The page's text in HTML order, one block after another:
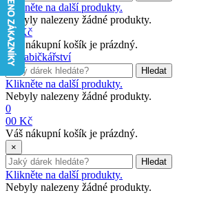
Klikněte na další produkty.
Nebyly nalezeny žádné produkty.
00 Kč
Váš nákupní košík je prázdný.
Hledat
Klikněte na další produkty.
Nebyly nalezeny žádné produkty.
0
00 Kč
Váš nákupní košík je prázdný.
×
Hledat
Klikněte na další produkty.
Nebyly nalezeny žádné produkty.